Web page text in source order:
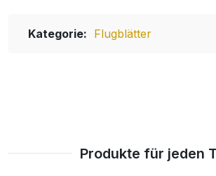
Kategorie: Flugblätter
Produkte für jeden